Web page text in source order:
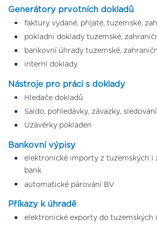
Generátory prvotních dokladů
faktury vydané, přijaté, tuzemské,
pokladní doklady tuzemské,
bankovní úhrady tuzemské,
interní doklady
Nástroje pro práci s doklady
Hledače dokladů
Saldo, pohledávky, závazky,
Uzávěrky pokladen
Bankovní výpisy
elektronické importy z tuzemských i
bank
automatické párování BV
Příkazy k úhradě
elektronické exporty do tuzemských